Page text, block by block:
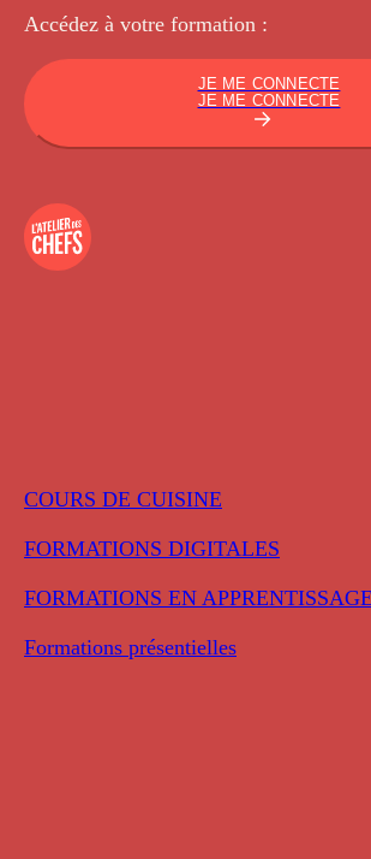
COURS DE CUISINE
FORMATIONS DIGITALES
FORMATIONS EN APPRENTISSAGE
Formations présentielles
Accédez à votre formation :
JE ME CONNECTE
JE ME CONNECTE